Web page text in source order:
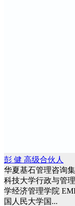
彭 健 高级合伙人
华夏基石管理咨询
科技大学行政与管
学经济管理学院
国人民大学国...